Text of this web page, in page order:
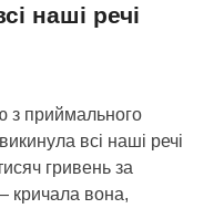
наші речі
з приймального
всі наші речі
гривень за
кричала вона,